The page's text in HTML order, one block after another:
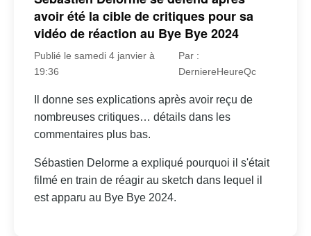
avoir été la cible de critiques pour sa
vidéo de réaction au Bye Bye 2024
Publié le samedi 4 janvier à
19:36
Par :
DerniereHeureQc
Il donne ses explications après avoir reçu de
nombreuses critiques… détails dans les
commentaires plus bas.
Sébastien Delorme a expliqué pourquoi il s'était
filmé en train de réagir au sketch dans lequel il
est apparu au Bye Bye 2024.